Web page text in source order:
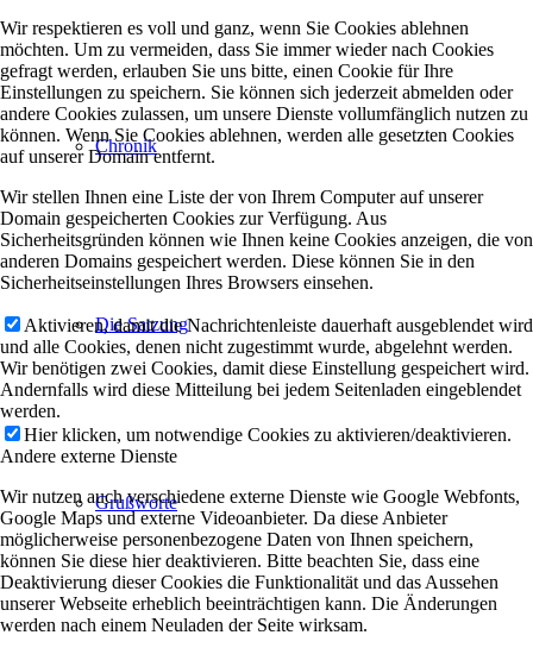
Chronik
Die Satzung
Grußworte
Wir respektieren es voll und ganz, wenn Sie Cookies ablehnen
möchten. Um zu vermeiden, dass Sie immer wieder nach Cookies
gefragt werden, erlauben Sie uns bitte, einen Cookie für Ihre
Einstellungen zu speichern. Sie können sich jederzeit abmelden oder
andere Cookies zulassen, um unsere Dienste vollumfänglich nutzen zu
können. Wenn Sie Cookies ablehnen, werden alle gesetzten Cookies
auf unserer Domain entfernt.
Wir stellen Ihnen eine Liste der von Ihrem Computer auf unserer
Domain gespeicherten Cookies zur Verfügung. Aus
Sicherheitsgründen können wie Ihnen keine Cookies anzeigen, die von
anderen Domains gespeichert werden. Diese können Sie in den
Sicherheitseinstellungen Ihres Browsers einsehen.
Aktivieren, damit die Nachrichtenleiste dauerhaft ausgeblendet wird
und alle Cookies, denen nicht zugestimmt wurde, abgelehnt werden.
Wir benötigen zwei Cookies, damit diese Einstellung gespeichert wird.
Andernfalls wird diese Mitteilung bei jedem Seitenladen eingeblendet
werden.
Hier klicken, um notwendige Cookies zu aktivieren/deaktivieren.
Andere externe Dienste
Wir nutzen auch verschiedene externe Dienste wie Google Webfonts,
Google Maps und externe Videoanbieter. Da diese Anbieter
möglicherweise personenbezogene Daten von Ihnen speichern,
können Sie diese hier deaktivieren. Bitte beachten Sie, dass eine
Deaktivierung dieser Cookies die Funktionalität und das Aussehen
unserer Webseite erheblich beeinträchtigen kann. Die Änderungen
werden nach einem Neuladen der Seite wirksam.